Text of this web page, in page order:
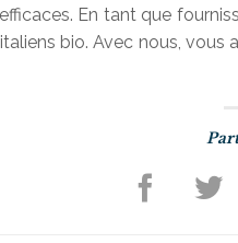
En tant que
bio. Avec nous, vous